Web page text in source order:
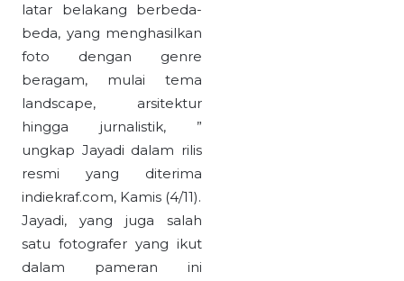
latar belakang berbeda-
beda, yang menghasilkan
foto dengan genre
beragam, mulai tema
landscape, arsitektur
hingga jurnalistik, ”
ungkap Jayadi dalam rilis
resmi yang diterima
indiekraf.com, Kamis (4/11).
Jayadi, yang juga salah
satu fotografer yang ikut
dalam pameran ini